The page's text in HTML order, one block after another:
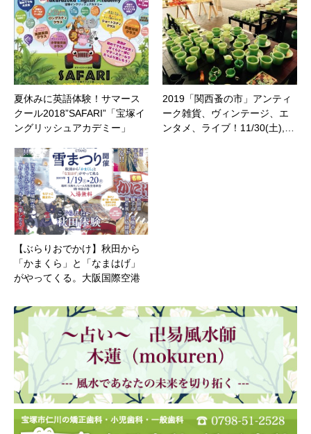
夏休みに英語体験！サマース
クール2018”SAFARI”「宝塚イ
ングリッシュアカデミー」
2019「関西蚤の市」アンティ
ーク雑貨、ヴィンテージ、エ
ンタメ、ライブ！11/30(土),…
【ぶらりおでかけ】秋田から
「かまくら」と「なまはげ」
がやってくる。大阪国際空港